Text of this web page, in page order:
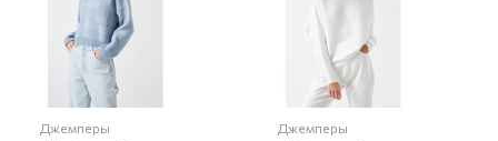
Джемперы Джемперы